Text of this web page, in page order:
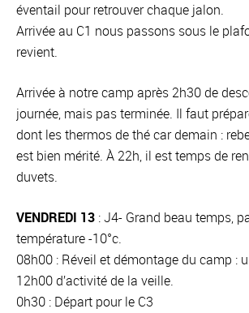
éventail pour retrouver chaque jalon.
Arrivée au C1 nous passons sous le
revient.
Arrivée à notre camp après 2h30 de
journée, mais pas terminée. Il faut
dont les thermos de thé car demain :
est bien mérité. À 22h, il est temps de
duvets.
VENDREDI 13 : J4- Grand beau temps,
température -10°c.
08h00 : Réveil et démontage du camp :
12h00 d’activité de la veille.
0h30 : Départ pour le C3